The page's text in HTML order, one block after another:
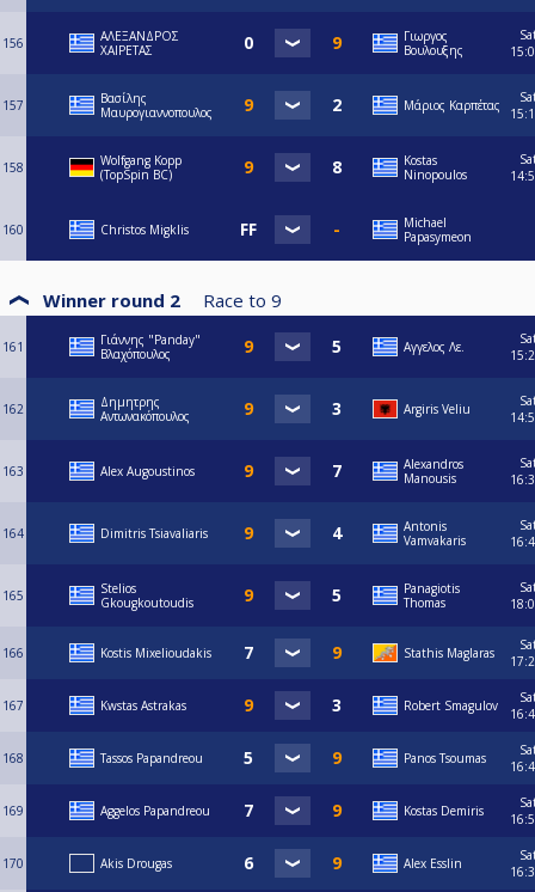
156
ΑΛΕΞΑΝΔΡΟΣ
ΧΑΙΡΕΤΑΣ
Γιωργος
Βουλουξης
157
Βασίλης
Μαυρογιαννοπουλος
Μάριος Καρπέτας
158
Wolfgang Kopp
(TopSpin BC)
Kostas
Ninopoulos
160 Christos Migklis
Michael
Papasymeon
Winner round 2 Race to 9
161
Γιάννης "Panday"
Βλαχόπουλος
Αγγελος Λε.
162
Δημητρης
Αντωνακόπουλος
Argiris Veliu
163 Alex Augoustinos
Alexandros
Manousis
164 Dimitris Tsiavaliaris
Antonis
Vamvakaris
165
Stelios
Gkougkoutoudis
Panagiotis
Thomas
166 Kostis Mixelioudakis Stathis Maglaras
167 Kwstas Astrakas Robert Smagulov
168 Tassos Papandreou Panos Tsoumas
169 Aggelos Papandreou Kostas Demiris
170 Akis Drougas Alex Esslin